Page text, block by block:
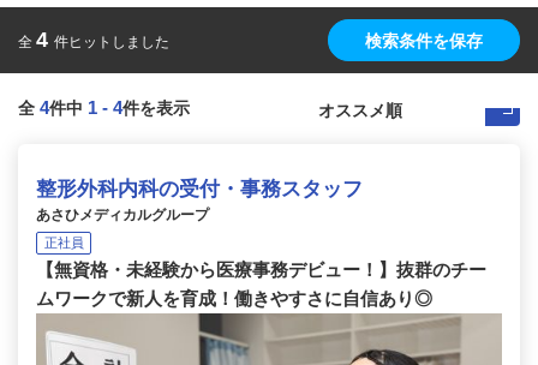
全 4 件ヒットしました 検索条件を保存
全 4件中 1 - 4件を表示
整形外科内科の受付・事務スタッフ
あさひメディカルグループ
正社員
【無資格・未経験から医療事務デビュー！】抜群のチー
ムワークで新人を育成！働きやすさに自信あり◎